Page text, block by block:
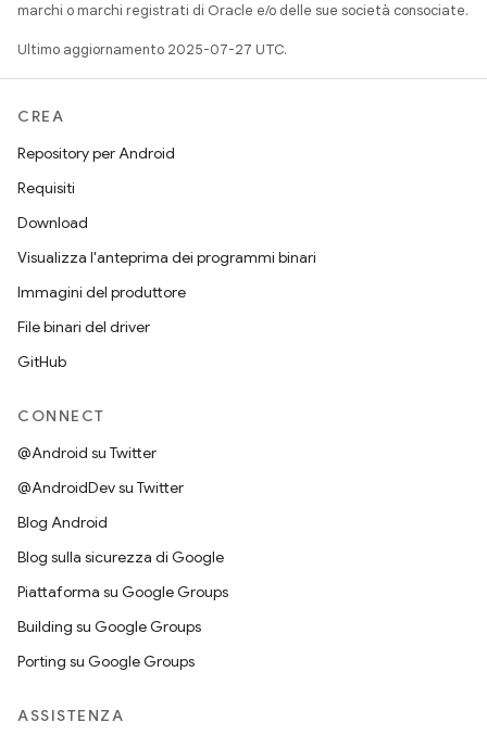
marchi o marchi registrati di Oracle e/o delle sue società consociate.
Ultimo aggiornamento 2025-07-27 UTC.
CREA
Repository per Android
Requisiti
Download
Visualizza l'anteprima dei programmi binari
Immagini del produttore
File binari del driver
GitHub
CONNECT
@Android su Twitter
@AndroidDev su Twitter
Blog Android
Blog sulla sicurezza di Google
Piattaforma su Google Groups
Building su Google Groups
Porting su Google Groups
ASSISTENZA